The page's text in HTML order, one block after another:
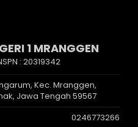
1 MRANGGEN
: 20319342
Kec. Mranggen,
Jawa Tengah 59567
0246773266